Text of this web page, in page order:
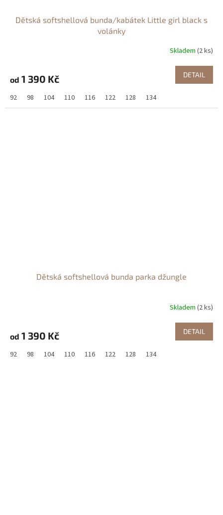
Dětská softshellová bunda/kabátek Little girl black s
volánky
Skladem (2 ks)
od 1 390 Kč DETAIL
92 98 104 110 116 122 128 134
Dětská softshellová bunda parka džungle
Skladem (2 ks)
od 1 390 Kč DETAIL
92 98 104 110 116 122 128 134